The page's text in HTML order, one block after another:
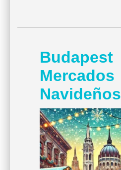
Budapest
Mercados
Navideños